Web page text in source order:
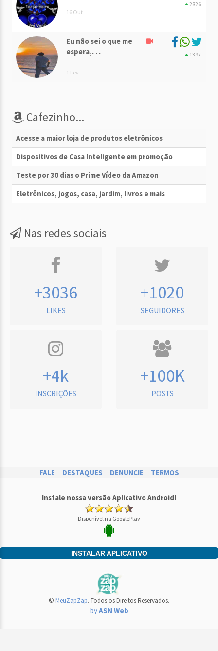
16 Out
2826
Eu não sei o que me
espera,. . .
1 Fev
1397
Cafezinho...
Acesse a maior loja de produtos eletrônicos
Dispositivos de Casa Inteligente em promoção
Teste por 30 dias o Prime Vídeo da Amazon
Eletrônicos, jogos, casa, jardim, livros e mais
Nas redes sociais
+3036
LIKES
+1020
SEGUIDORES
+4k
INSCRIÇÕES
+100K
POSTS
FALE DESTAQUES DENUNCIE TERMOS
Instale nossa versão Aplicativo Android!
Disponível na GooglePlay
INSTALAR APLICATIVO
© MeuZapZap. Todos os Direitos Reservados.
byASN Web